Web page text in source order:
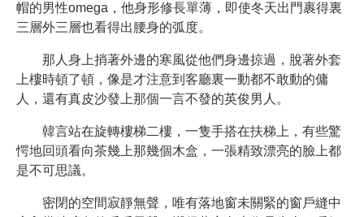
帽的男性omega，他身形修長單薄，即使冬天出門裹得裏
三層外三層也看得出腰身的弧度。
那人身上捎著外邊的寒風從他們身邊掠過，脫著外套
上樓時頓了頓，像是才注意到客廳裏一動都不敢動的傭
人，還有真皮沙發上那個一言不發的英俊男人。
韓言站在旋轉樓梯二樓，一隻手搭在扶梯上，有些驚
愕地回頭看向茶幾上那幾個木盒，一張精致漂亮的臉上都
是不可思議。
密閉的空間寂靜無聲，唯有落地窗未關緊的窗戶縫中